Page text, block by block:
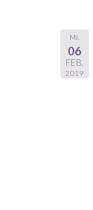
MI.
06
FEB.
2019